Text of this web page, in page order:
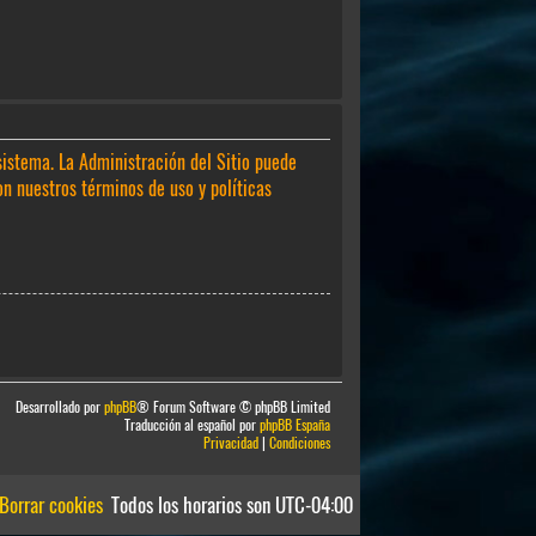
La Administración del Sitio puede
nuestros términos de uso y políticas
Desarrollado porphpBB® Forum Software © phpBB Limited
Traducción al español porphpBB España
Privacidad| Condiciones
Todos los horarios son UTC-04:00
Borrar cookies